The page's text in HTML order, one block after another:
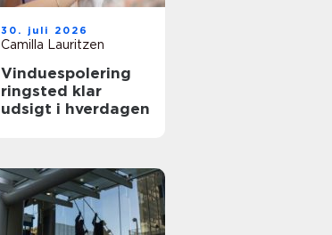
30. juli 2026
Camilla Lauritzen
Vinduespolering
ringsted klar
udsigt i hverdagen